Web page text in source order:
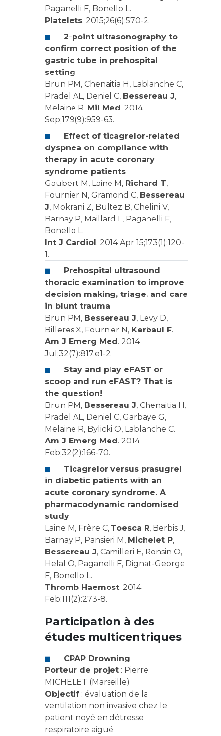
Paganelli F, Bonello L.
Platelets. 2015;26(6):570-2.
2-point ultrasonography to
confirm correct position of the
gastric tube in prehospital
setting
Brun PM, Chenaitia H, Lablanche C,
Pradel AL, Deniel C, Bessereau J,
Melaine R. Mil Med . 2014
Sep;179(9):959-63.
Effect of ticagrelor-related
dyspnea on compliance with
therapy in acute coronary
syndrome patients
Gaubert M, Laine M, Richard T,
Fournier N, Gramond C, Bessereau
J, Mokrani Z, Bultez B, Chelini V,
Barnay P, Maillard L, Paganelli F,
Bonello L.
Int J Cardiol . 2014 Apr 15;173(1):120-
1.
Prehospital ultrasound
thoracic examination to improve
decision making, triage, and care
in blunt trauma
Brun PM, Bessereau J, Levy D,
Billeres X, Fournier N, Kerbaul F.
Am J Emerg Med . 2014
Jul;32(7):817.e1-2.
Stay and play eFAST or
scoop and run eFAST? That is
the question!
Brun PM, Bessereau J, Chenaitia H,
Pradel AL, Deniel C, Garbaye G,
Melaine R, Bylicki O, Lablanche C.
Am J Emerg Med . 2014
Feb;32(2):166-70.
Ticagrelor versus prasugrel
in diabetic patients with an
acute coronary syndrome. A
pharmacodynamic randomised
study
Laine M, Frère C, Toesca R, Berbis J,
Barnay P, Pansieri M, Michelet P,
Bessereau J, Camilleri E, Ronsin O,
Helal O, Paganelli F, Dignat-George
F, Bonello L.
Thromb Haemost. 2014
Feb;111(2):273-8.
Participation à des
études multicentriques
CPAP Drowning
Porteur de projet : Pierre
MICHELET (Marseille)
Objectif : évaluation de la
ventilation non invasive chez le
patient noyé en détresse
respiratoire aiguë